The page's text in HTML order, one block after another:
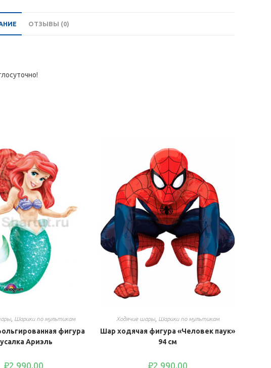
ОТЗЫВЫ (0)
Шарики по мультикам
фигура
Ариэль
₽2,990.00
Ходячие шары, Шарики по мультикам
Шар ходячая фигура «Человек паук»
94 см
₽2,990.00